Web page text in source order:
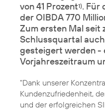
von 41 Prozent1). Für
der OIBDA 770
Zum ersten Mal seit
Schlussquartal
gesteigert werden -
Vorjahreszeitraum
"Dank unserer
Kundenzufriedenheit,
und der erfolgreichen